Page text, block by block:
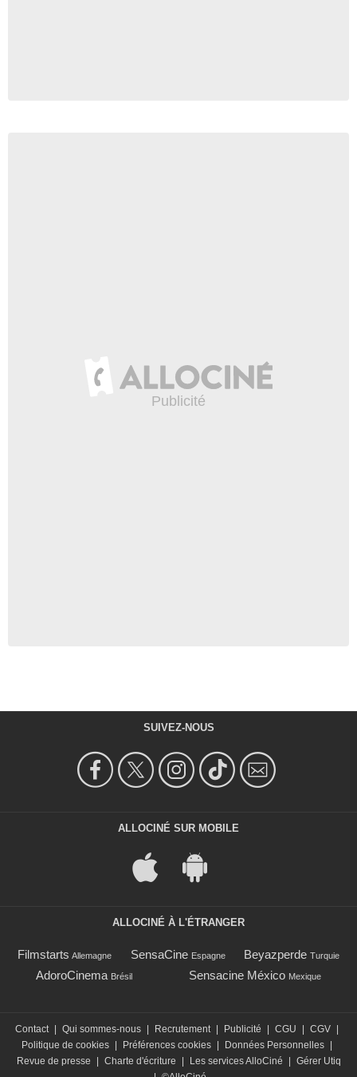
SUIVEZ-NOUS
ALLOCINÉ SUR MOBILE
ALLOCINÉ À L'ÉTRANGER
Filmstarts Allemagne SensaCine Espagne Beyazperde Turquie
AdoroCinema Brésil Sensacine México Mexique
Contact Qui sommes-nous Recrutement Publicité CGU CGV
Politique de cookies
Préférences cookies Données Personnelles
Revue de presse
Charte d'écriture Les services AlloCiné
Gérer Utiq